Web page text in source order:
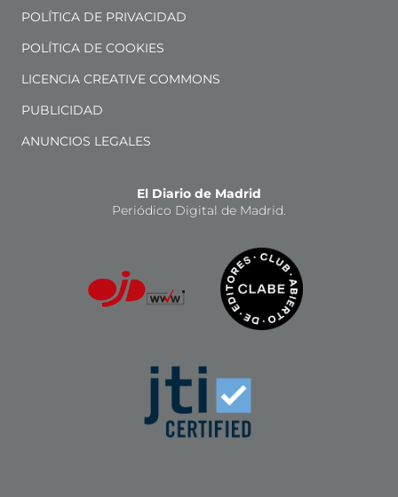
POLÍTICA DE PRIVACIDAD
POLÍTICA DE COOKIES
LICENCIA CREATIVE COMMONS
PUBLICIDAD
ANUNCIOS LEGALES
El Diario de Madrid
Periódico Digital de Madrid.